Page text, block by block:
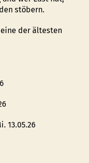
stöbern.
der ältesten
13.05.26